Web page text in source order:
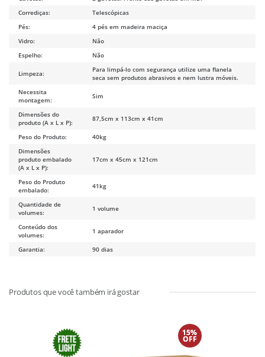
Corrediças:
Telescópicas
Pés:
4 pés em madeira maciça
Vidro:
Não
Espelho:
Não
Limpeza:
Para limpá-lo com segurança utilize uma flanela
seca sem produtos abrasivos e nem lustra móveis.
Necessita
montagem:
Sim
Dimensões do
produto (A x L x P):
87,5cm x 113cm x 41cm
Peso do Produto:
40kg
Dimensões
produto embalado
(A x L x P):
17cm x 45cm x 121cm
Peso do Produto
embalado:
41kg
Quantidade de
volumes:
1 volume
Conteúdo dos
volumes:
1 aparador
Garantia: 90 dias
15%
OFF